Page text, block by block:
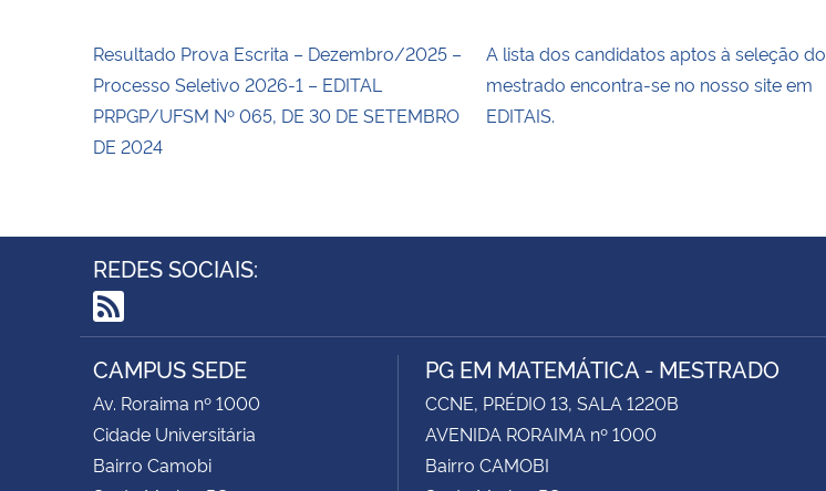
Resultado Prova Escrita – Dezembro/2025 –
Processo Seletivo 2026-1 – EDITAL
PRPGP/UFSM Nº 065, DE 30 DE SETEMBRO
DE 2024
A lista dos candidatos aptos à seleção do
mestrado encontra-se no nosso site em
EDITAIS.
REDES SOCIAIS:
RSS
CAMPUS SEDE
Av. Roraima nº 1000
Cidade Universitária
Bairro Camobi
PG EM MATEMÁTICA - MESTRADO
CCNE, PRÉDIO 13, SALA 1220B
AVENIDA RORAIMA nº 1000
Bairro CAMOBI